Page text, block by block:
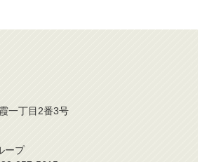
一丁目2番3号
ープ